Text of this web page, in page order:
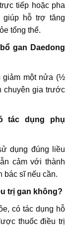
tiếp hoặc pha
hỗ trợ tăng
tổng thể.
gan Daedong
giảm một nửa (½
chuyên gia trước
tác dụng phụ
dụng đúng liều
cảm với thành
bác sĩ nếu cần.
trị gan không?
có tác dụng hỗ
thuốc điều trị